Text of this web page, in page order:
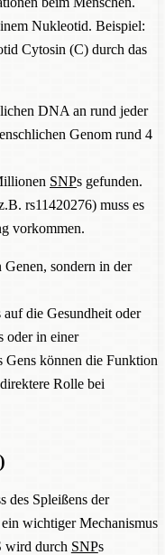
Nukleotid. Beispiel:
Cytosin (C) durch das
DNA an rund jeder
Genom rund 4
SNPs gefunden.
rs11420276) muss es
vorkommen.
sondern in der
die Gesundheit oder
oder in einer
Gens können die Funktion
Rolle bei
des Spleißens der
wichtiger Mechanismus
durch SNPs